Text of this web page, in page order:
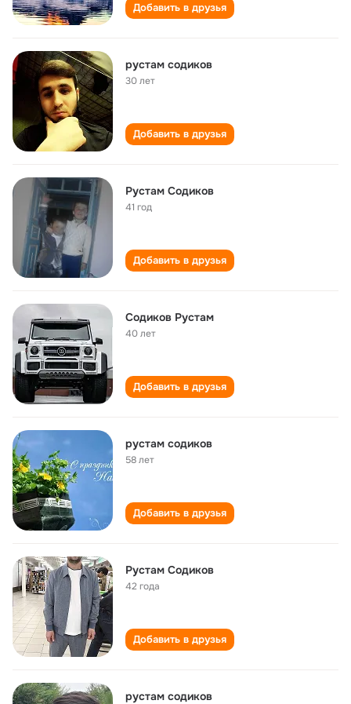
Добавить в друзья
рустам содиков
30 лет
Добавить в друзья
Рустам Содиков
41 год
Добавить в друзья
Содиков Рустам
40 лет
Добавить в друзья
рустам содиков
58 лет
Добавить в друзья
Рустам Содиков
42 года
Добавить в друзья
рустам содиков